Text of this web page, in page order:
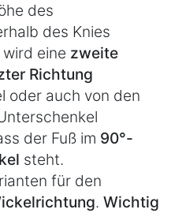
des
des Knies
eine zweite
Richtung
oder auch von den
der Fuß im 90°-
steht.
für den
. Wichtig